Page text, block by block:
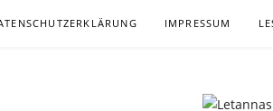
IMPRESSUM